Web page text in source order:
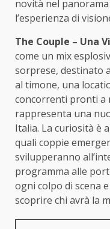
novità nel
l’esperienza di
The Couple – Una
come un mix
sorprese, destinato
al timone, una
concorrenti pronti a
rappresenta una
Italia. La curiosità è
quali coppie
svilupperanno
programma alle
ogni colpo di scena
scoprire chi avrà la